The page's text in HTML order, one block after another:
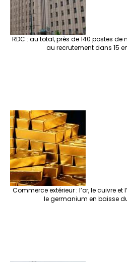
RDC : au total, près de 140 postes
au recrutement dans 15
Commerce extérieur : l’or, le cuivre
le germanium en baisse